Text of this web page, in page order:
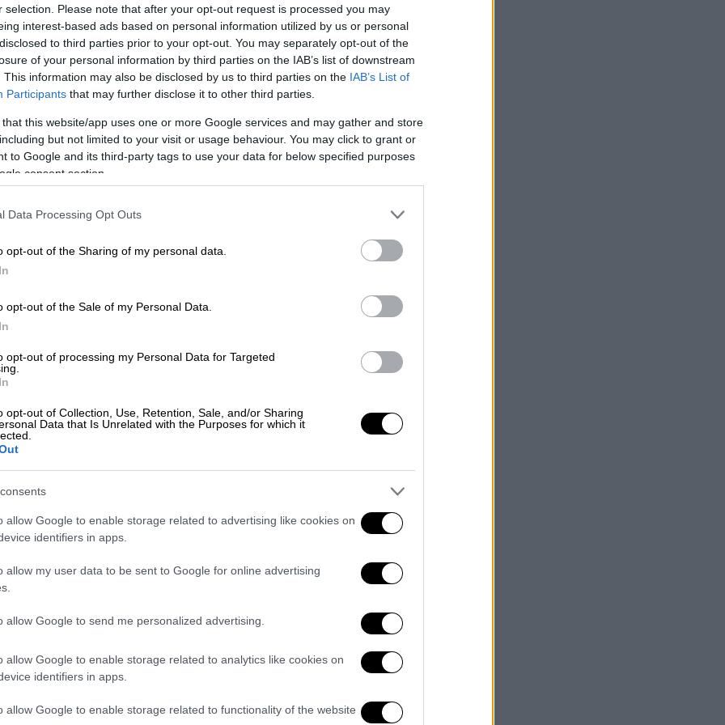
selection. Please note that after your opt-out request is processed you may
interest-based ads based on personal information utilized by us or personal
to third parties prior to your opt-out. You may separately opt-out of the
of your personal information by third parties on the IAB’s list of downstream
This information may also be disclosed by us to third parties on the IAB’s List of
Participants that may further disclose it to other third parties.
that this website/app uses one or more Google services and may gather and store
but not limited to your visit or usage behaviour. You may click to grant or
to Google and its third-party tags to use your data for below specified purposes
consent section.
Data Processing Opt Outs
opt-out of the Sharing of my personal data.
opt-out of the Sale of my Personal Data.
opt-out of processing my Personal Data for Targeted
opt-out of Collection, Use, Retention, Sale, and/or Sharing
Data that Is Unrelated with the Purposes for which it
allow Google to enable storage related to advertising like cookies on
identifiers in apps.
allow my user data to be sent to Google for online advertising
allow Google to send me personalized advertising.
allow Google to enable storage related to analytics like cookies on
identifiers in apps.
allow Google to enable storage related to functionality of the website
το ΕΘΝΟΣ στη Google
με τοΝΑΤΟ,
προσθέτοντας ότι μια τέτοια εξέλιξη θα
και αυτό δεν μπορεί να επιτραπεί,
τα ρωσικά πρακτορεία RIA
κανέναν με πυρηνικό πόλεμο αλλά
οι δυτικές χώρες».
σε δολάρια για να αποφύγει τη
τη δημιουργία ψευδοκράτους
να έχουν επιτύχει σημαντική πρόοδο
ηΟυκρανία αλλάζει τη στάση της
τις ΗΠΑ και τη Βρετανία, συνέχισε ο
σε συνέντευξη που παραχώρησε στο
της οποίας αναμεταδίδονται από τα
έχουν βαλτώσει λόγω της «επιθυμίας